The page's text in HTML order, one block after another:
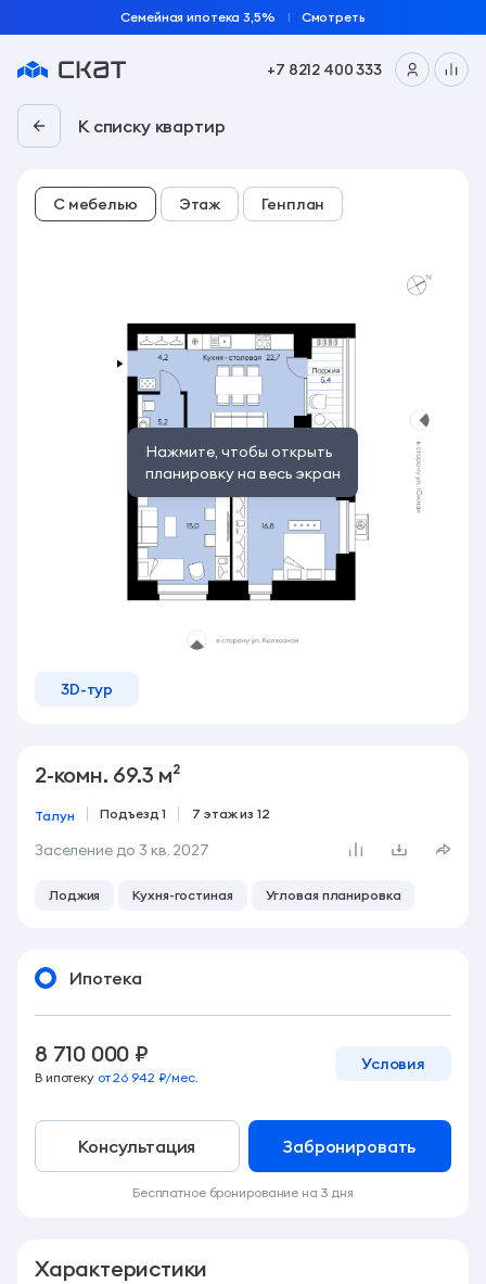
Семейная ипотека 3,5% Смотреть
+7 8212 400 333
2-комн. 69.3 м² | «Талун» | 1 подъезд, 7 этаж
К списку квартир
3D-тур
С мебелью Этаж Генплан
Талун Подъезд 1 7 этаж из 12
Заселение до 3 кв. 2027
2-комн. 69.3 м²
Лоджия Кухня-гостиная Угловая планировка
Ипотека
8 710 000 ₽
В ипотеку от 26 942 ₽/мес.
Условия
Консультация Забронировать
Бесплатное бронирование на 3 дня
Характеристики